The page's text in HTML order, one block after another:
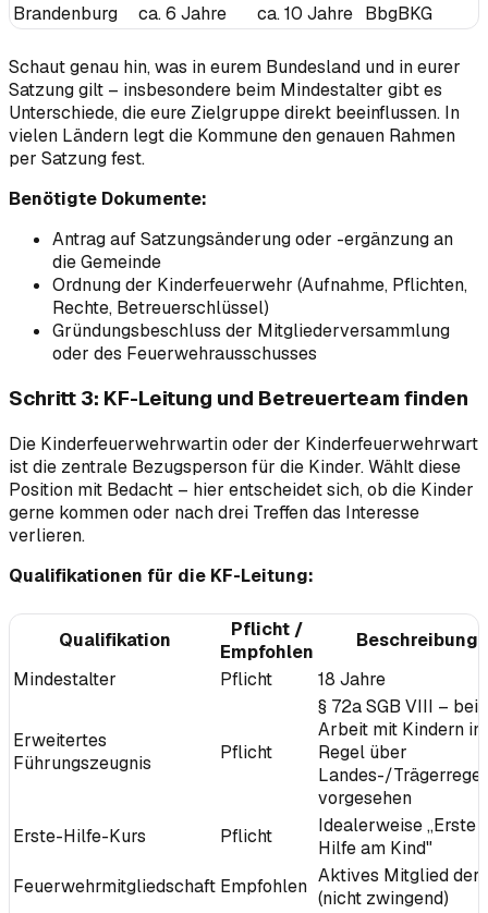
Brandenburg ca. 6 Jahre ca. 10 Jahre BbgBKG
Schaut genau hin, was in eurem Bundesland und in eurer
Satzung gilt – insbesondere beim Mindestalter gibt es
Unterschiede, die eure Zielgruppe direkt beeinflussen. In
vielen Ländern legt die Kommune den genauen Rahmen
per Satzung fest.
Benötigte Dokumente:
Antrag auf Satzungsänderung oder -ergänzung an
die Gemeinde
Ordnung der Kinderfeuerwehr (Aufnahme, Pflichten,
Rechte, Betreuerschlüssel)
Gründungsbeschluss der Mitgliederversammlung
oder des Feuerwehrausschusses
Schritt 3: KF-Leitung und Betreuerteam finden
Die Kinderfeuerwehrwartin oder der Kinderfeuerwehrwart
ist die zentrale Bezugsperson für die Kinder. Wählt diese
Position mit Bedacht – hier entscheidet sich, ob die Kinder
gerne kommen oder nach drei Treffen das Interesse
verlieren.
Qualifikationen für die KF-Leitung:
Qualifikation
Pflicht /
Empfohlen
Beschreibung
Mindestalter
Pflicht 18 Jahre
Erweitertes
Führungszeugnis
Pflicht
§ 72a SGB VIII – bei
Arbeit mit Kindern in
Regel über
Landes-/
vorgesehen
Erste-Hilfe-Kurs
Pflicht
Idealerweise „Erste
Hilfe am Kind"
Feuerwehrmitgliedschaft Empfohlen Aktives Mitglied der
(nicht zwingend)